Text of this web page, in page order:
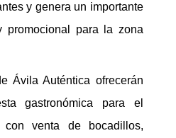
y genera un importante
promocional para la zona
Ávila Auténtica ofrecerán
gastronómica para el
venta de bocadillos,